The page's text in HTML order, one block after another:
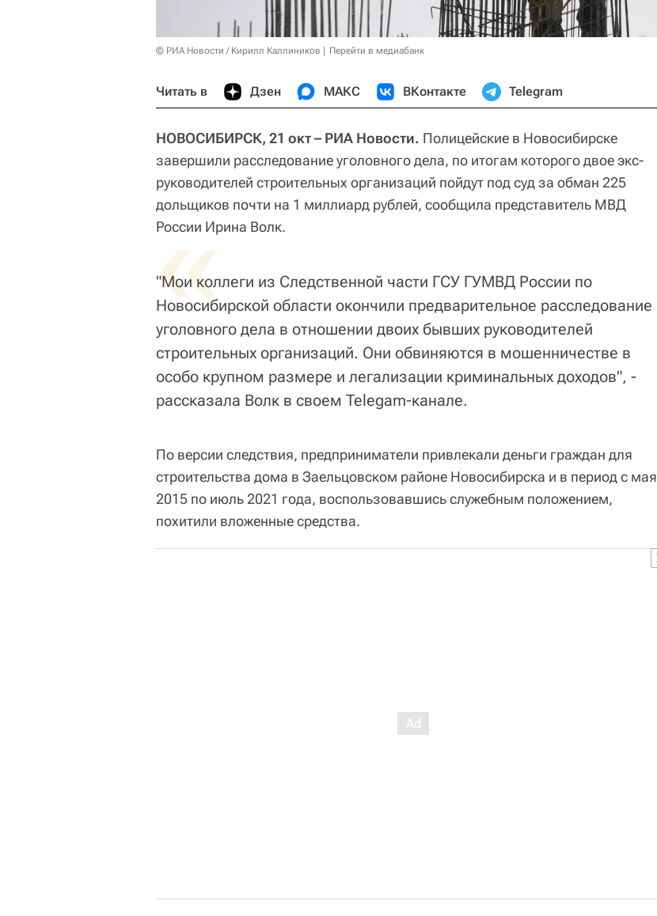
© РИА Новости / Кирилл Каллиников Перейти в медиабанк
Читать в Дзен МАКС ВКонтакте Telegram
НОВОСИБИРСК, 21 окт – РИА Новости. Полицейские в Новосибирске
завершили расследование уголовного дела, по итогам которого двое экс-
руководителей строительных организаций пойдут под суд за обман 225
дольщиков почти на 1 миллиард рублей, сообщила представитель МВД
России Ирина Волк.
«
"Мои коллеги из Следственной части ГСУ ГУМВД России по
Новосибирской области окончили предварительное расследование
уголовного дела в отношении двоих бывших руководителей
строительных организаций. Они обвиняются в мошенничестве в
особо крупном размере и легализации криминальных доходов", -
рассказала Волк в своем Telegam-канале.
По версии следствия, предприниматели привлекали деньги граждан для
строительства дома в Заельцовском районе Новосибирска и в период с мая
2015 по июль 2021 года, воспользовавшись служебным положением,
похитили вложенные средства.